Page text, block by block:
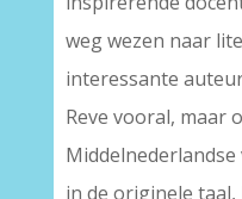
weg wezen naar
interessante
Reve vooral, maar
in de originele taal,